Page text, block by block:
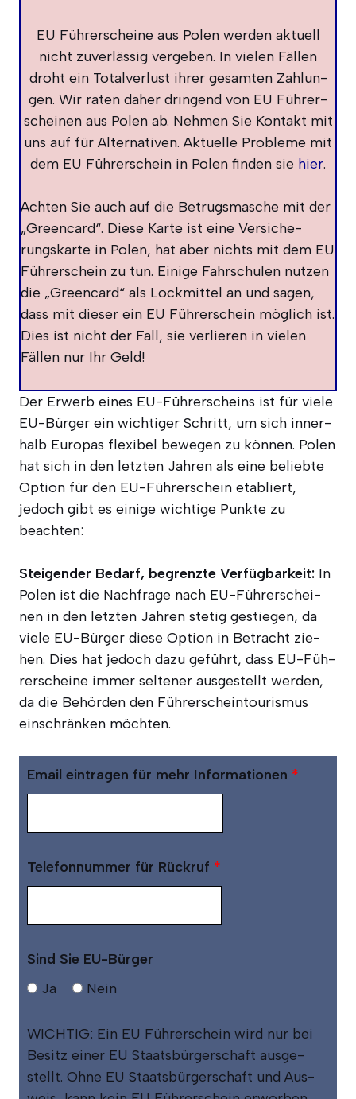
EU Füh­rer­schei­ne aus Polen wer­den aktu­ell
nicht zuver­läs­sig ver­ge­ben. In vie­len Fäl­len
droht ein Total­ver­lust ihrer gesam­ten Zah­lun­
gen. Wir raten daher drin­gend von EU Füh­rer­
schei­nen aus Polen ab. Neh­men Sie Kon­takt mit
uns auf für Alter­na­ti­ven. Aktu­el­le Pro­ble­me mit
dem EU Füh­rer­schein in Polen fin­den sie hier.
Ach­ten Sie auch auf die Betrugs­ma­sche mit der
„Green­card“. Die­se Kar­te ist eine Ver­si­che­
rungs­kar­te in Polen, hat aber nichts mit dem EU
Füh­rer­schein zu tun. Eini­ge Fahr­schu­len nut­zen
die „Green­card“ als Lock­mit­tel an und sagen,
dass mit die­ser ein EU Füh­rer­schein mög­lich ist.
Dies ist nicht der Fall, sie ver­lie­ren in vie­len
Fäl­len nur Ihr Geld!
Der Erwerb eines EU-Füh­rer­scheins ist für vie­le
EU-Bür­ger ein wich­ti­ger Schritt, um sich inner­
halb Euro­pas fle­xi­bel bewe­gen zu kön­nen. Polen
hat sich in den letz­ten Jah­ren als eine belieb­te
Opti­on für den EU-Füh­rer­schein eta­bliert,
jedoch gibt es eini­ge wich­ti­ge Punk­te zu
beachten:
Stei­gen­der Bedarf, begrenz­te Ver­füg­bar­keit: In
Polen ist die Nach­fra­ge nach EU-Füh­rer­schei­
nen in den letz­ten Jah­ren ste­tig gestie­gen, da
vie­le EU-Bür­ger die­se Opti­on in Betracht zie­
hen. Dies hat jedoch dazu geführt, dass EU-Füh­
rer­schei­ne immer sel­te­ner aus­ge­stellt wer­den,
da die Behör­den den Füh­rer­schein­tou­ris­mus
ein­schrän­ken möchten.
Email ein­tra­gen für mehr Infor­ma­tio­nen *
Tele­fon­num­mer für Rück­ruf *
Sind Sie EU-Bürger
Ja
Nein
WICHTIG: Ein EU Füh­rer­schein wird nur bei
Besitz einer EU Staats­bür­ger­schaft aus­ge­
stellt. Ohne EU Staats­bür­ger­schaft und Aus­